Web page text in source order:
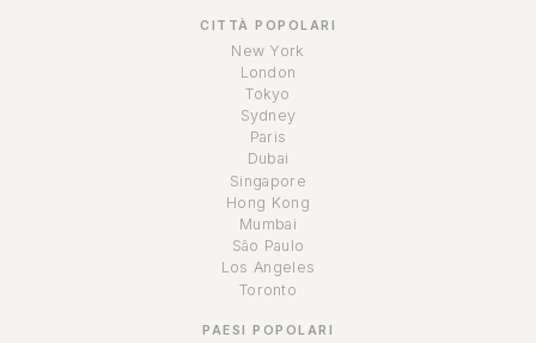
CITTÀ POPOLARI
New York
London
Tokyo
Sydney
Paris
Dubai
Singapore
Hong Kong
Mumbai
São Paulo
Los Angeles
Toronto
PAESI POPOLARI